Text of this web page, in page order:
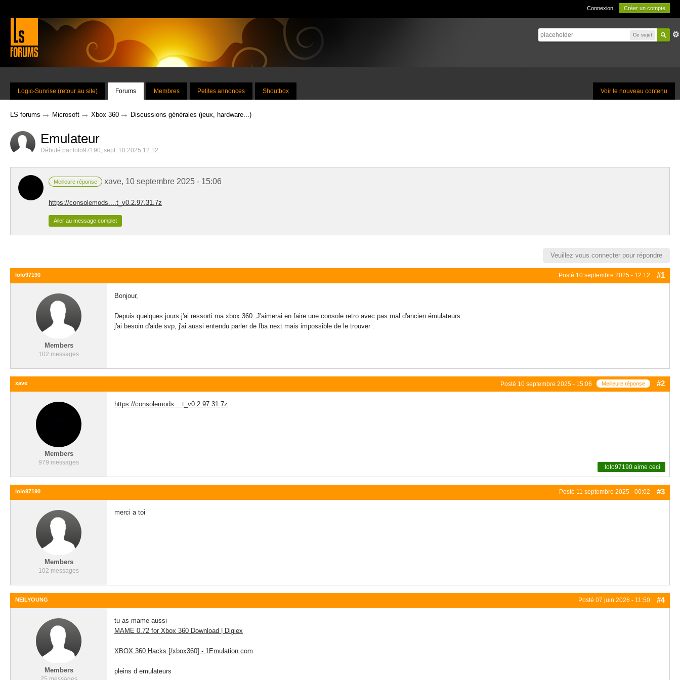
Connexion Créer un compte
Ce sujet
Voir le nouveau contenu
Logic-Sunrise (retour au site) Forums Membres Petites annonces Shoutbox
LS forums → Microsoft → Xbox 360 → Discussions générales (jeux, hardware...)
Emulateur
Débuté par lolo97190, sept. 10 2025 12:12
Meilleure réponse xave, 10 septembre 2025 - 15:06
https://consolemods....t_v0.2.97.31.7z
Aller au message complet
Veuillez vous connecter pour répondre
Posté 10 septembre 2025 - 12:12 #1
lolo97190
Members
102 messages
Bonjour,
Depuis quelques jours j'ai ressorti ma xbox 360. J'aimerai en faire une console retro avec pas mal d'ancien émulateurs.
j'ai besoin d'aide svp, j'ai aussi entendu parler de fba next mais impossible de le trouver .
Posté 10 septembre 2025 - 15:06 Meilleure réponse #2
xave
Members
979 messages
https://consolemods....t_v0.2.97.31.7z
lolo97190 aime ceci
Posté 11 septembre 2025 - 00:02 #3
lolo97190
Members
102 messages
merci a toi
Posté 07 juin 2026 - 11:50 #4
NEILYOUNG
Members
tu as mame aussi
MAME 0.72 for Xbox 360 Download | Digiex
XBOX 360 Hacks [/xbox360] - 1Emulation.com
pleins d emulateurs